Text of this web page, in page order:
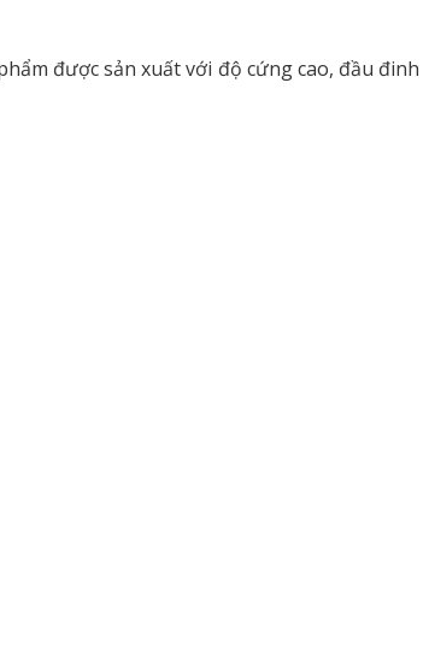
được sản xuất với độ cứng cao, đầu đinh